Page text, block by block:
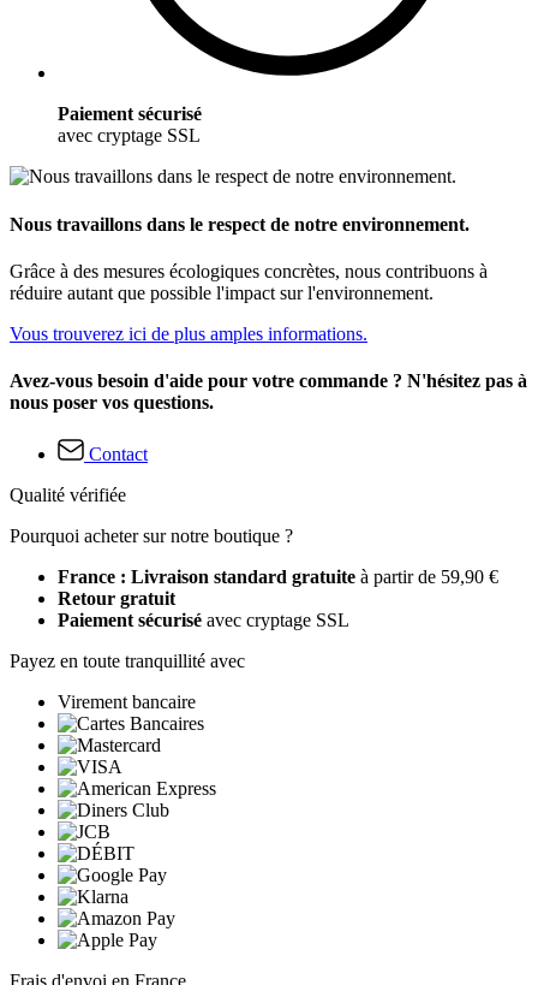
Paiement sécurisé
avec cryptage SSL
Nous travaillons dans le respect de notre environnement.
Grâce à des mesures écologiques concrètes, nous contribuons à
réduire autant que possible l'impact sur l'environnement.
Vous trouverez ici de plus amples informations.
Avez-vous besoin d'aide pour votre commande ? N'hésitez pas à
nous poser vos questions.
Contact
Qualité vérifiée
Pourquoi acheter sur notre boutique ?
France : Livraison standard gratuite à partir de 59,90 €
Retour gratuit
Paiement sécurisé avec cryptage SSL
Payez en toute tranquillité avec
Virement bancaire